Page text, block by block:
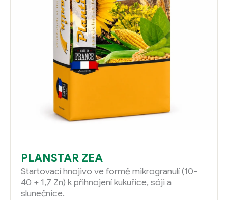
PLANSTAR ZEA
Startovací hnojivo ve formě mikrogranulí (10-
40 + 1,7 Zn) k přihnojení kukuřice, sóji a
slunečnice.